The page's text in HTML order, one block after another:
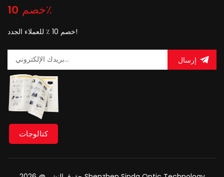
خصم 10٪
خصم 10 ٪ للعملاء الجدد!
إرسال
كتالوجات